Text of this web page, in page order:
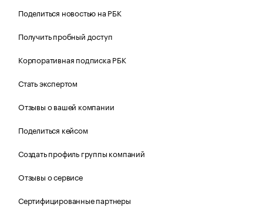
Поделиться новостью на РБК
Получить пробный доступ
Корпоративная подписка РБК
Стать экспертом
Отзывы о вашей компании
Поделиться кейсом
Создать профиль группы компаний
Отзывы о сервисе
Сертифицированные партнеры